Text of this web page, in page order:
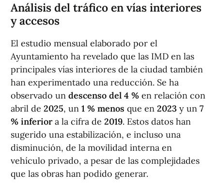
Análisis del tráfico en vías interiores
y accesos
El estudio mensual elaborado por el
Ayuntamiento ha revelado que las IMD en las
principales vías interiores de la ciudad también
han experimentado una reducción. Se ha
observado un descenso del 4 % en relación con
abril de 2025, un 1 % menos que en 2023 y un 7
% inferiora la cifra de 2019. Estos datos han
sugerido una estabilización, e incluso una
disminución, de la movilidad interna en
vehículo privado, a pesar de las complejidades
que las obras han podido generar.